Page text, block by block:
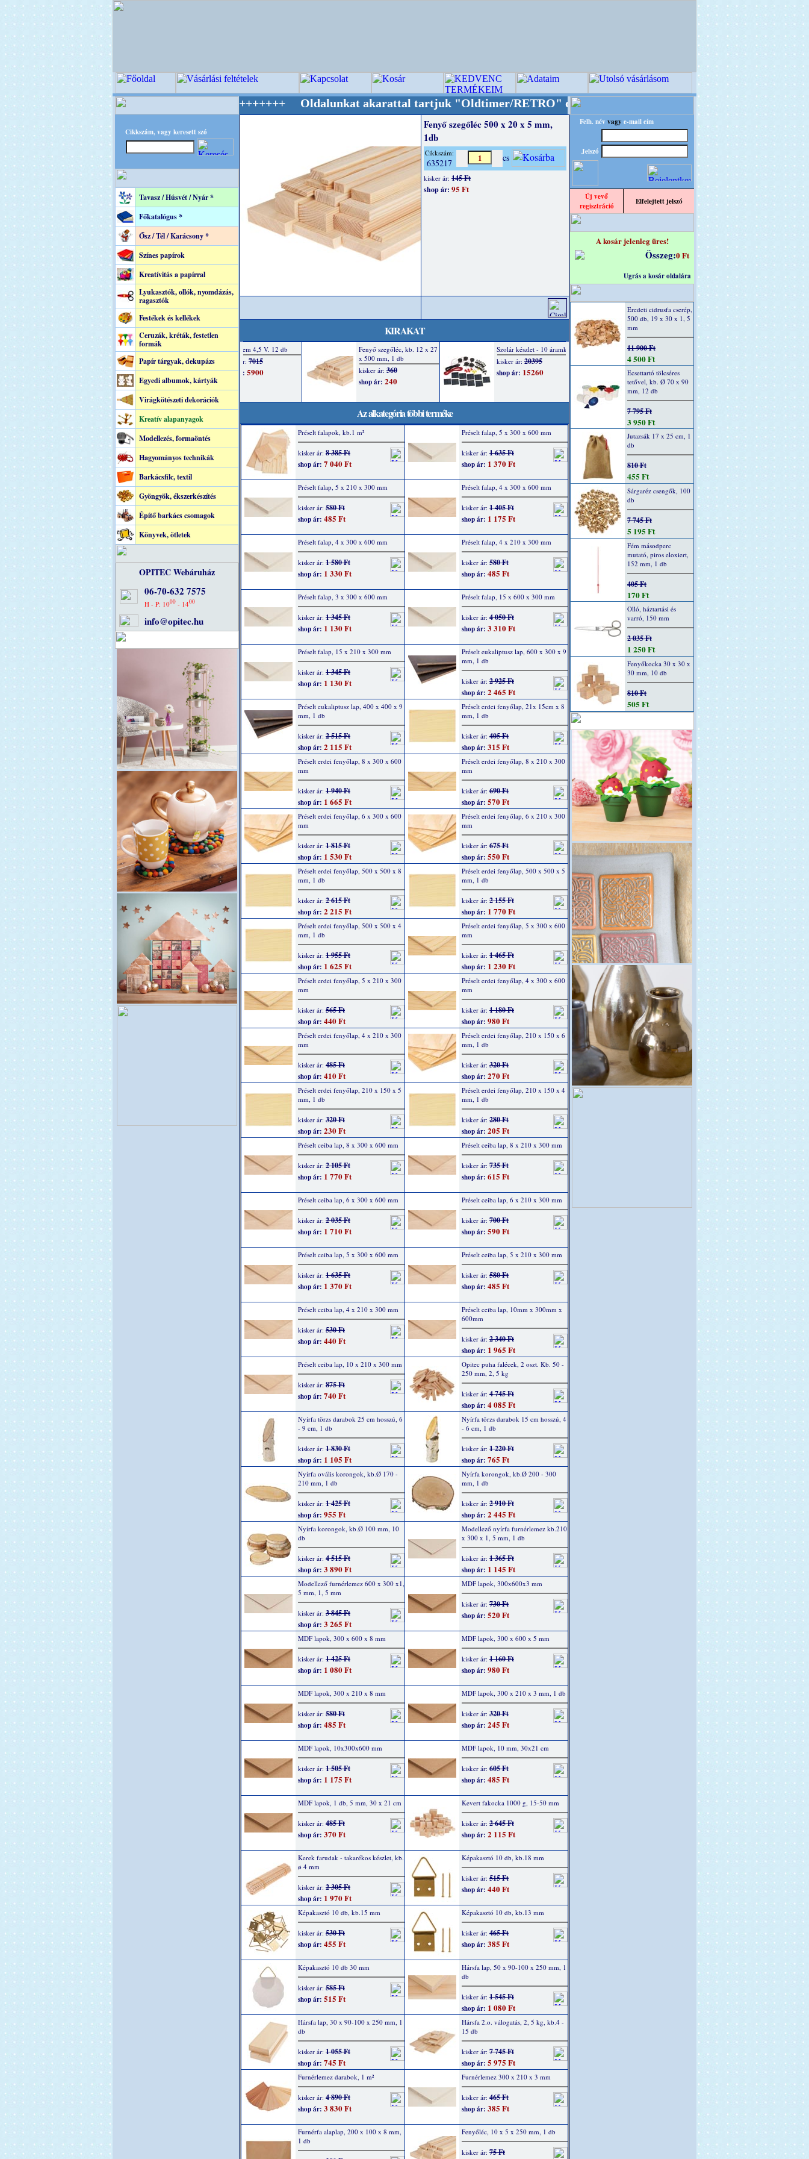
Cikkszám, vagy keresett szó
Tavasz / Húsvét / Nyár *
Főkatalógus *
Ősz / Tél / Karácsony *
Színes papírok
Kreatívitás a papírral
Lyukasztók, ollók, nyomdázás,
ragasztók
Festékek és kellékek
Ceruzák, kréták, festetlen
formák
Papír tárgyak, dekupázs
Egyedi albumok, kártyák
Virágkötészeti dekorációk
Kreatív alapanyagok
Modellezés, formaöntés
Hagyományos technikák
Barkácsfilc, textil
Gyöngyök, ékszerkészítés
Építő barkács csomagok
Könyvek, ötletek
OPITEC Webáruház
06-70-632 7575
H - P: 1000- 1400
info@opitec.hu
- A Kreatív Világ Mestere! +++++++ Oldalunkat akarattal tartjuk "Oldtimer/RETRO" designba! +++++++ OPITEC - A Kreatív Világ
Fenyő szegőléc 500 x 20 x 5 mm,
1db
Cikkszám:
635217 cs
kisker ár: 145 Ft
shop ár: 95 Ft
KIRAKAT
Az alkategória többi terméke
Préselt falapok, kb.1 m²
kisker ár: 8 385 Ft
shop ár: 7 040 Ft
Préselt falap, 5 x 300 x 600 mm
kisker ár: 1 635 Ft
shop ár: 1 370 Ft
Préselt falap, 5 x 210 x 300 mm
kisker ár: 580 Ft
shop ár: 485 Ft
Préselt falap, 4 x 300 x 600 mm
kisker ár: 1 405 Ft
shop ár: 1 175 Ft
Préselt falap, 4 x 300 x 600 mm
kisker ár: 1 580 Ft
shop ár: 1 330 Ft
Préselt falap, 4 x 210 x 300 mm
kisker ár: 580 Ft
shop ár: 485 Ft
Préselt falap, 3 x 300 x 600 mm
kisker ár: 1 345 Ft
shop ár: 1 130 Ft
Préselt falap, 15 x 600 x 300 mm
kisker ár: 4 050 Ft
shop ár: 3 310 Ft
Préselt falap, 15 x 210 x 300 mm
kisker ár: 1 345 Ft
shop ár: 1 130 Ft
Préselt eukaliptusz lap, 600 x 300 x 9
mm, 1 db
kisker ár: 2 925 Ft
shop ár: 2 465 Ft
Préselt eukaliptusz lap, 400 x 400 x 9
mm, 1 db
kisker ár: 2 515 Ft
shop ár: 2 115 Ft
Préselt erdei fenyőlap, 21x 15cm x 8
mm, 1 db
kisker ár: 405 Ft
shop ár: 315 Ft
Préselt erdei fenyőlap, 8 x 300 x 600
mm
kisker ár: 1 940 Ft
shop ár: 1 665 Ft
Préselt erdei fenyőlap, 8 x 210 x 300
mm
kisker ár: 690 Ft
shop ár: 570 Ft
Préselt erdei fenyőlap, 6 x 300 x 600
mm
kisker ár: 1 815 Ft
shop ár: 1 530 Ft
Préselt erdei fenyőlap, 6 x 210 x 300
mm
kisker ár: 675 Ft
shop ár: 550 Ft
Préselt erdei fenyőlap, 500 x 500 x 8
mm, 1 db
kisker ár: 2 615 Ft
shop ár: 2 215 Ft
Préselt erdei fenyőlap, 500 x 500 x 5
mm, 1 db
kisker ár: 2 155 Ft
shop ár: 1 770 Ft
Préselt erdei fenyőlap, 500 x 500 x 4
mm, 1 db
kisker ár: 1 955 Ft
shop ár: 1 625 Ft
Préselt erdei fenyőlap, 5 x 300 x 600
mm
kisker ár: 1 465 Ft
shop ár: 1 230 Ft
Préselt erdei fenyőlap, 5 x 210 x 300
mm
kisker ár: 565 Ft
shop ár: 440 Ft
Préselt erdei fenyőlap, 4 x 300 x 600
mm
kisker ár: 1 180 Ft
shop ár: 980 Ft
Préselt erdei fenyőlap, 4 x 210 x 300
mm
kisker ár: 485 Ft
shop ár: 410 Ft
Préselt erdei fenyőlap, 210 x 150 x 6
mm, 1 db
kisker ár: 320 Ft
shop ár: 270 Ft
Préselt erdei fenyőlap, 210 x 150 x 5
mm, 1 db
kisker ár: 320 Ft
shop ár: 230 Ft
Préselt erdei fenyőlap, 210 x 150 x 4
mm, 1 db
kisker ár: 280 Ft
shop ár: 205 Ft
Préselt ceiba lap, 8 x 300 x 600 mm
kisker ár: 2 105 Ft
shop ár: 1 770 Ft
Préselt ceiba lap, 8 x 210 x 300 mm
kisker ár: 735 Ft
shop ár: 615 Ft
Préselt ceiba lap, 6 x 300 x 600 mm
kisker ár: 2 035 Ft
shop ár: 1 710 Ft
Préselt ceiba lap, 6 x 210 x 300 mm
kisker ár: 700 Ft
shop ár: 590 Ft
Préselt ceiba lap, 5 x 300 x 600 mm
kisker ár: 1 635 Ft
shop ár: 1 370 Ft
Préselt ceiba lap, 5 x 210 x 300 mm
kisker ár: 580 Ft
shop ár: 485 Ft
Préselt ceiba lap, 4 x 210 x 300 mm
kisker ár: 530 Ft
shop ár: 440 Ft
Préselt ceiba lap, 10mm x 300mm x
600mm
kisker ár: 2 340 Ft
shop ár: 1 965 Ft
Préselt ceiba lap, 10 x 210 x 300 mm
kisker ár: 875 Ft
shop ár: 740 Ft
Opitec puha falécek, 2 oszt. Kb. 50 -
250 mm, 2, 5 kg
kisker ár: 4 745 Ft
shop ár: 4 085 Ft
Nyírfa törzs darabok 25 cm hosszú, 6
- 9 cm, 1 db
kisker ár: 1 830 Ft
shop ár: 1 105 Ft
Nyírfa törzs darabok 15 cm hosszú, 4
- 6 cm, 1 db
kisker ár: 1 220 Ft
shop ár: 765 Ft
Nyírfa ovális korongok, kb.Ø 170 -
210 mm, 1 db
kisker ár: 1 425 Ft
shop ár: 955 Ft
Nyírfa korongok, kb.Ø 200 - 300
mm, 1 db
kisker ár: 2 910 Ft
shop ár: 2 445 Ft
Nyírfa korongok, kb.Ø 100 mm, 10
db
kisker ár: 4 515 Ft
shop ár: 3 890 Ft
Modellező nyírfa furnérlemez kb.210
x 300 x 1, 5 mm, 1 db
kisker ár: 1 365 Ft
shop ár: 1 145 Ft
Modellező furnérlemez 600 x 300 x1,
5 mm, 1, 5 mm
kisker ár: 3 845 Ft
shop ár: 3 265 Ft
MDF lapok, 300x600x3 mm
kisker ár: 730 Ft
shop ár: 520 Ft
MDF lapok, 300 x 600 x 8 mm
kisker ár: 1 425 Ft
shop ár: 1 080 Ft
MDF lapok, 300 x 600 x 5 mm
kisker ár: 1 160 Ft
shop ár: 980 Ft
MDF lapok, 300 x 210 x 8 mm
kisker ár: 580 Ft
shop ár: 485 Ft
MDF lapok, 300 x 210 x 3 mm, 1 db
kisker ár: 320 Ft
shop ár: 245 Ft
MDF lapok, 10x300x600 mm
kisker ár: 1 505 Ft
shop ár: 1 175 Ft
MDF lapok, 10 mm, 30x21 cm
kisker ár: 605 Ft
shop ár: 485 Ft
MDF lapok, 1 db, 5 mm, 30 x 21 cm
kisker ár: 485 Ft
shop ár: 370 Ft
Kevert fakocka 1000 g, 15-50 mm
kisker ár: 2 645 Ft
shop ár: 2 115 Ft
Kerek farudak - takarékos készlet, kb.
ø 4 mm
kisker ár: 2 305 Ft
shop ár: 1 970 Ft
Képakasztó 10 db, kb.18 mm
kisker ár: 515 Ft
shop ár: 440 Ft
Képakasztó 10 db, kb.15 mm
kisker ár: 530 Ft
shop ár: 455 Ft
Képakasztó 10 db, kb.13 mm
kisker ár: 465 Ft
shop ár: 385 Ft
Képakasztó 10 db 30 mm
kisker ár: 585 Ft
shop ár: 515 Ft
Hársfa lap, 50 x 90-100 x 250 mm, 1
db
kisker ár: 1 545 Ft
shop ár: 1 080 Ft
Hársfa lap, 30 x 90-100 x 250 mm, 1
db
kisker ár: 1 055 Ft
shop ár: 745 Ft
Hársfa 2.o. válogatás, 2, 5 kg, kb.4 -
15 db
kisker ár: 7 745 Ft
shop ár: 5 975 Ft
Furnérlemez darabok, 1 m²
kisker ár: 4 890 Ft
shop ár: 3 830 Ft
Furnérlemez 300 x 210 x 3 mm
kisker ár: 465 Ft
shop ár: 385 Ft
Furnérfa alaplap, 200 x 100 x 8 mm,
1 db
Fenyőléc, 10 x 5 x 250 mm, 1 db
kisker ár: 75 Ft
Felh. név vagy e-mail cím
Jelszó
Új vevő
regisztráció
Elfelejtett jelszó
A kosár jelenleg üres!
Összeg:0 Ft
Ugrás a kosár oldalára
Eredeti cidrusfa cserép,
500 db, 19 x 30 x 1, 5
mm
11 900 Ft
4 500 Ft
Ecsettartó tölcséres
tetővel, kb. Ø 70 x 90
mm, 12 db
7 795 Ft
3 950 Ft
Jutazsák 17 x 25 cm, 1
db
810 Ft
455 Ft
Sárgaréz csengők, 100
db
7 745 Ft
5 195 Ft
Fém másodperc
mutató, piros eloxiert,
152 mm, 1 db
405 Ft
170 Ft
Olló, háztartási és
varró, 150 mm
2 035 Ft
1 250 Ft
Fenyőkocka 30 x 30 x
30 mm, 10 db
810 Ft
505 Ft